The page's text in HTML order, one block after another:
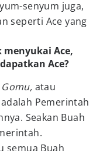
senyum juga,
seperti Ace yang
menyukai Ace,
Ace?
atau
Pemerintah
Seakan Buah
semua Buah